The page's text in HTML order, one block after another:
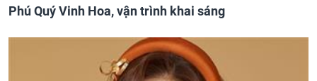
Phú Quý Vinh Hoa, vận trình khai sáng